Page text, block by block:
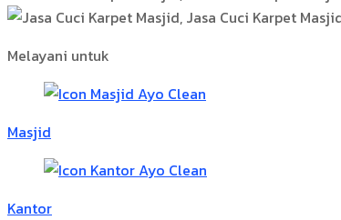
Melayani untuk
Masjid
Kantor